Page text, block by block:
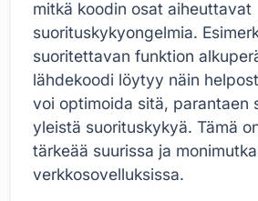
mitkä koodin osat aiheuttavat
suorituskykyongelmia.
suoritettavan funktion
lähdekoodi löytyy näin
voi optimoida sitä, parantaen
yleistä suorituskykyä. Tämä
tärkeää suurissa ja
verkkosovelluksissa.